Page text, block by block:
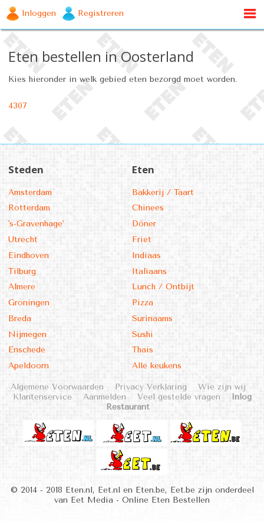
Inloggen Registreren
Eten bestellen in Oosterland
Kies hieronder in welk gebied eten bezorgd moet worden.
4307
Steden
Amsterdam
Rotterdam
's-Gravenhage'
Utrecht
Eindhoven
Tilburg
Almere
Groningen
Breda
Nijmegen
Enschede
Apeldoorn
Eten
Bakkerij / Taart
Chinees
Döner
Friet
Indiaas
Italiaans
Lunch / Ontbijt
Pizza
Surinaams
Sushi
Thais
Alle keukens
Algemene Voorwaarden Privacy Verklaring
Wie zijn wij
Klantenservice
Aanmelden Veel gestelde vragen
Inlog
Restaurant
© 2014 - 2018 Eten.nl, Eet.nl en Eten.be, Eet.be zijn onderdeel
van Eet Media - Online Eten Bestellen